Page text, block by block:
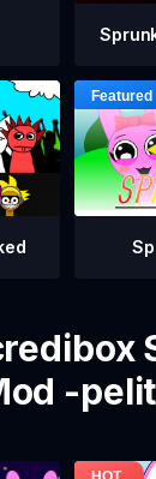
-pelit